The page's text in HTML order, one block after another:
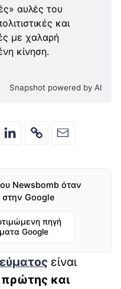
αυλές του
και
με χαλαρή
κίνηση.
Snapshot powered by AI
Newsbomb όταν
στην Google
πηγή
Google
είναι
πρώτης και